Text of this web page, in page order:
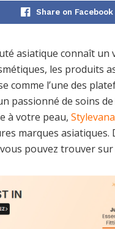
Share on Facebook
asiatique connaît un
les produits
comme l’une des
passionné de soins
à votre peau, Stylevana
marques asiatiques.
pouvez trouver